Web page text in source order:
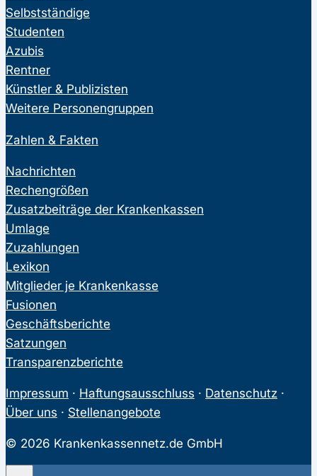
Selbstständige
Studenten
Azubis
Rentner
Künstler & Publizisten
Weitere Personengruppen
Zahlen & Fakten
Nachrichten
Rechengrößen
Zusatzbeiträge der Krankenkassen
Umlage
Zuzahlungen
Lexikon
Mitglieder je Krankenkasse
Fusionen
Geschäftsberichte
Satzungen
Transparenzberichte
Impressum · Haftungsausschluss · Datenschutz ·
Über uns · Stellenangebote
© 2026 Krankenkassennetz.de GmbH